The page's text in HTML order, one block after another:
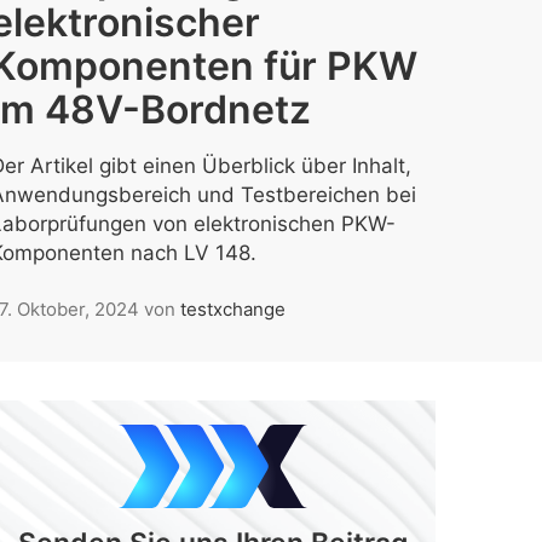
für PKW
48V-Bordnetz
Artikel gibt einen Überblick über Inhalt,
und Testbereichen bei
von elektronischen PKW-
nach LV 148.
Oktober, 2024 von testxchange